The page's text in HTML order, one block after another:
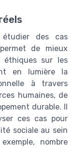
des cas
de mieux
éthiques sur les
en lumière la
à travers
humaines, de
durable. Il
ces cas pour
sociale au sein
nombre